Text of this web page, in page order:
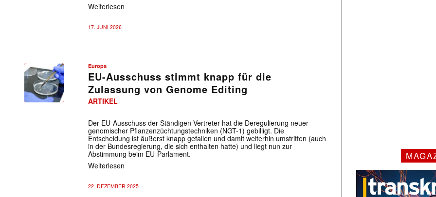
Weiterlesen
17. JUNI 2026
Europa
EU-Ausschuss stimmt knapp für die
Zulassung von Genome Editing
ARTIKEL
Der EU-Ausschuss der Ständigen Vertreter hat die Deregulierung neuer
genomischer Pflanzenzüchtungstechniken (NGT-1) gebilligt. Die
Entscheidung ist äußerst knapp gefallen und damit weiterhin umstritten (auch
in der Bundesregierung, die sich enthalten hatte) und liegt nun zur
Abstimmung beim EU-Parlament.
Weiterlesen
22. DEZEMBER 2025